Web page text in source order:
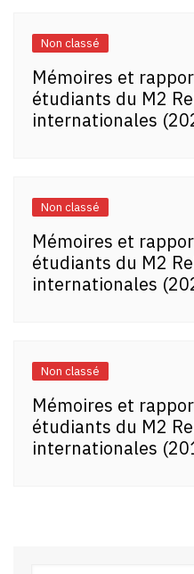
Non classé
Mémoires et
étudiants du M2
internationales
Non classé
Mémoires et
étudiants du M2
internationales
Non classé
Mémoires et
étudiants du M2
internationales